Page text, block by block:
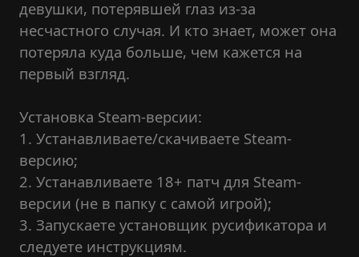
девушки, потерявшей глаз из-за
несчастного случая. И кто знает, может она
потеряла куда больше, чем кажется на
первый взгляд.
Установка Steam-версии:
1. Устанавливаете/скачиваете Steam-
версию;
2. Устанавливаете 18+ патч для Steam-
версии (не в папку с самой игрой);
3. Запускаете установщик русификатора и
следуете инструкциям.